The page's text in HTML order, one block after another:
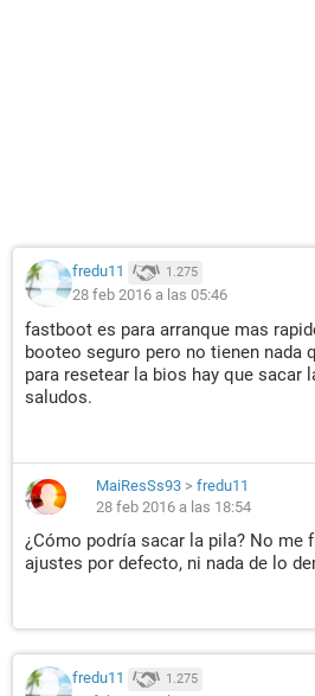
fredu11 1.275
28 feb 2016 a las 05:46
fastboot es para arranque mas
booteo seguro pero no tienen nada
para resetear la bios hay que sacar
saludos.
MaiResSs93 > fredu11
28 feb 2016 a las 18:54
¿Cómo podría sacar la pila? No me
ajustes por defecto, ni nada de lo
fredu11 1.275